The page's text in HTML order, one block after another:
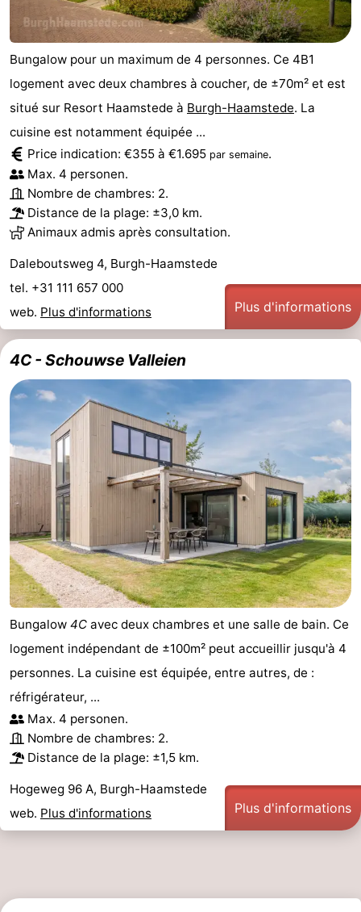
Schouwen
Nature
Oranjezon
-
Oostkapelle
-
Nature
de
Mantelingen
-
Domburg
-
Zoutelande
-
Vlissingen
-
Contact
Bungalow pour un maximum de 4 personnes. Ce 4B1
logement avec deux chambres à coucher, de ±70m² et est
situé sur Resort Haamstede à Burgh-Haamstede. La
cuisine est notamment équipée ...
Price indication: €355 à €1.695 par semaine.
Max. 4 personen.
Nombre de chambres: 2.
Distance de la plage: ±3,0 km.
Animaux admis après consultation.
Daleboutsweg 4, Burgh-Haamstede
tel. +31 111 657 000
web. Plus d'informations Plus d'informations
4C - Schouwse Valleien
Bungalow 4C avec deux chambres et une salle de bain. Ce
logement indépendant de ±100m² peut accueillir jusqu'à 4
personnes. La cuisine est équipée, entre autres, de :
réfrigérateur, ...
Max. 4 personen.
Nombre de chambres: 2.
Distance de la plage: ±1,5 km.
Hogeweg 96 A, Burgh-Haamstede
web. Plus d'informations Plus d'informations